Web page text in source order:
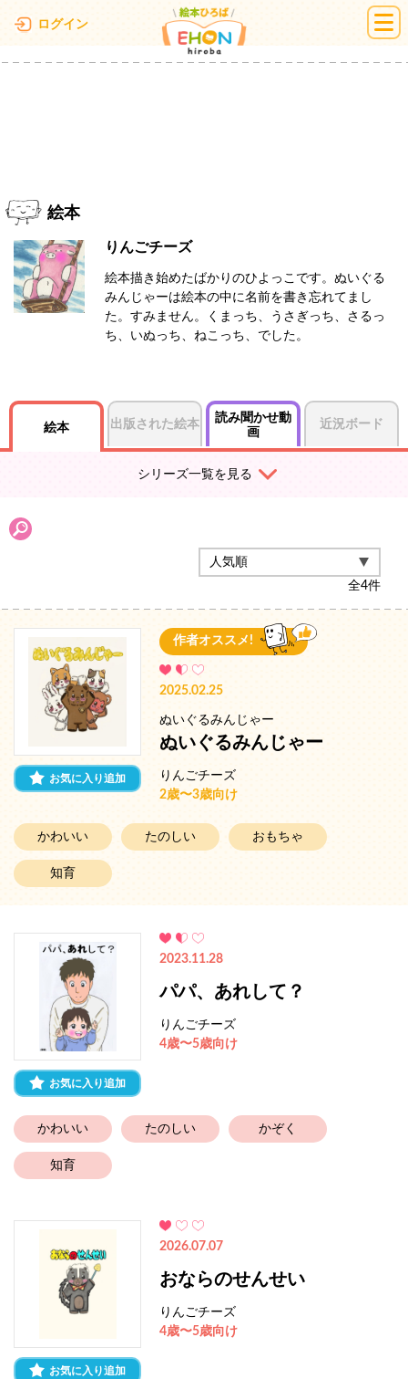
ログイン 絵本ひろば
絵本
りんごチーズ
絵本描き始めたばかりのひよっこです。ぬいぐる
みんじゃーは絵本の中に名前を書き忘れてまし
た。すみません。くまっち、うさぎっち、さるっ
ち、いぬっち、ねこっち、でした。
絵本 出版された絵本
読み聞かせ動
画
近況ボード
シリーズ一覧を見る
全4件
お気に入り追加
作者オススメ!
2025.02.25
ぬいぐるみんじゃー
ぬいぐるみんじゃー
りんごチーズ
2歳〜3歳向け
かわいい たのしい おもちゃ
知育
お気に入り追加
2023.11.28
パパ、あれして？
りんごチーズ
4歳〜5歳向け
かわいい たのしい かぞく
知育
お気に入り追加
2026.07.07
おならのせんせい
りんごチーズ
4歳〜5歳向け